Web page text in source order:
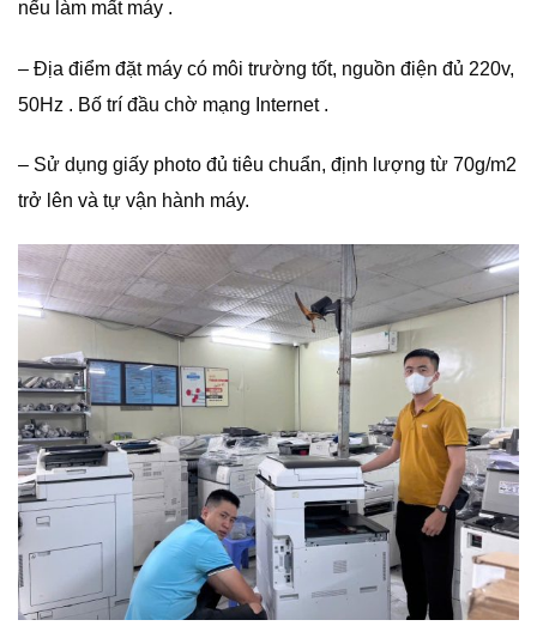
nếu làm mất máy .
– Địa điểm đặt máy có môi trường tốt, nguồn điện đủ 220v,
50Hz . Bố trí đầu chờ mạng Internet .
– Sử dụng giấy photo đủ tiêu chuẩn, định lượng từ 70g/m2
trở lên và tự vận hành máy.